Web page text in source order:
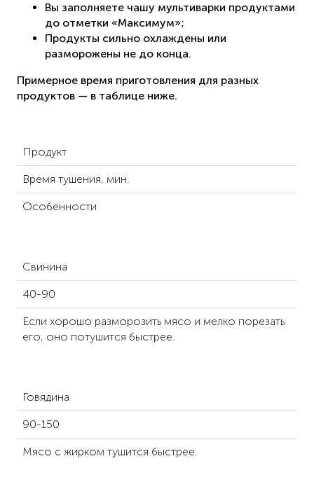
Вы заполняете чашу мультиварки продуктами
до отметки «Максимум»;
Продукты сильно охлаждены или
разморожены не до конца.
Примерное время приготовления для разных
продуктов — в таблице ниже.
Продукт
Время тушения, мин.
Особенности
Свинина
40-90
Если хорошо разморозить мясо и мелко порезать
его, оно потушится быстрее.
Говядина
90-150
Мясо с жирком тушится быстрее.